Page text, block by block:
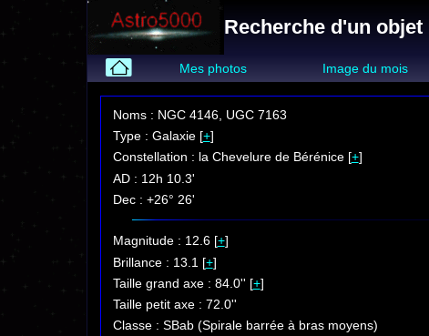
Recherche d'un objet
Mes photos Image du mois
Noms : NGC 4146, UGC 7163
Type : Galaxie [+]
Constellation : la Chevelure de Bérénice [+]
AD : 12h 10.3'
Dec : +26° 26'
Magnitude : 12.6 [+]
Brillance : 13.1 [+]
Taille grand axe : 84.0'' [+]
Taille petit axe : 72.0''
Classe : SBab (Spirale barrée à bras moyens)